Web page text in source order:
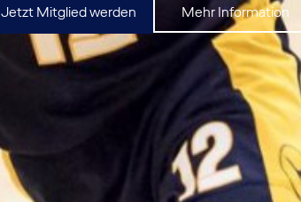
Jetzt Mitglied werden Mehr Information